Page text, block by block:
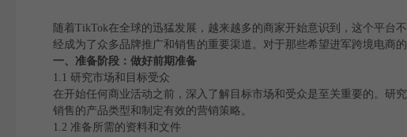
随着TikTok在全球的迅猛发展，越来越多的商家开始意识到，这个平台
经成为了众多品牌推广和销售的重要渠道。对于那些希望进军跨境电商
一、准备阶段：做好前期准备
1.1 研究市场和目标受众
在开始任何商业活动之前，深入了解目标市场和受众是至关重要的。研
销售的产品类型和制定有效的营销策略。
1.2 准备所需的资料和文件